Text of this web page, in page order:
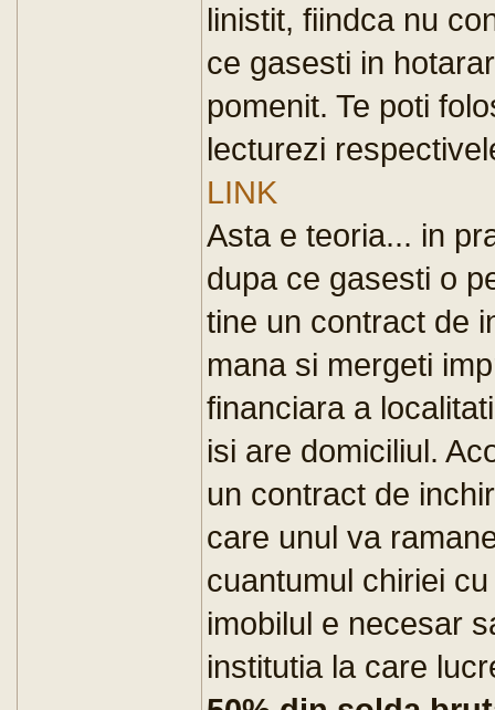
linistit, fiindca nu
ce gasesti in
pomenit. Te poti
lecturezi
LINK
Asta e teoria... in
dupa ce gasesti o
tine un contract de
mana si mergeti
financiara a
isi are domiciliul.
un contract de
care unul va
cuantumul chiriei
imobilul e necesar
institutia la care